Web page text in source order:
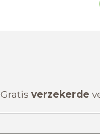
Gratisverzekerde